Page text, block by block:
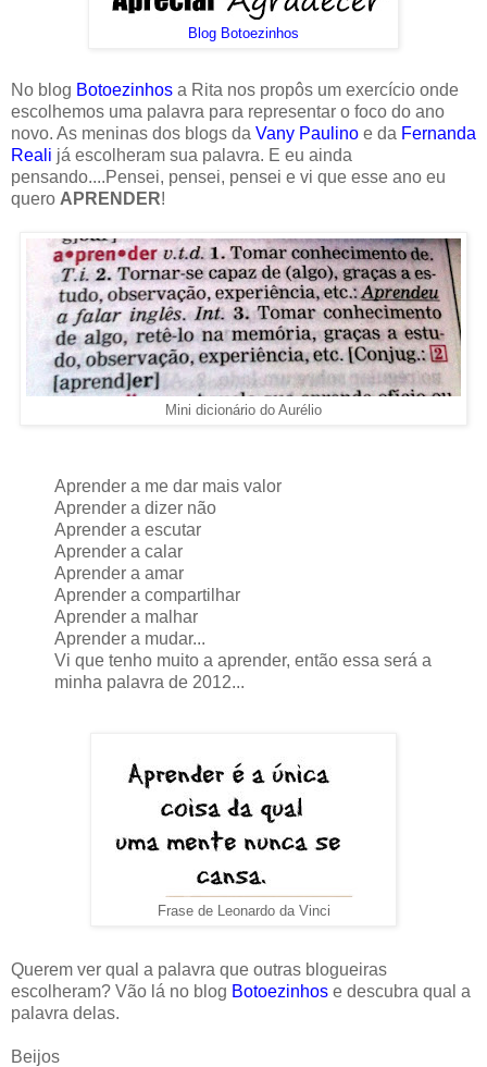
Blog Botoezinhos
No blog Botoezinhos a Rita nos propôs um exercício onde
escolhemos uma palavra para representar o foco do ano
novo. As meninas dos blogs da Vany Paulino e da Fernanda
Reali já escolheram sua palavra. E eu ainda
pensando....Pensei, pensei, pensei e vi que esse ano eu
quero APRENDER!
Mini dicionário do Aurélio
Aprender a me dar mais valor
Aprender a dizer não
Aprender a escutar
Aprender a calar
Aprender a amar
Aprender a compartilhar
Aprender a malhar
Aprender a mudar...
Vi que tenho muito a aprender, então essa será a
minha palavra de 2012...
Frase de Leonardo da Vinci
Querem ver qual a palavra que outras blogueiras
escolheram? Vão lá no blog Botoezinhos e descubra qual a
palavra delas.
Beijos